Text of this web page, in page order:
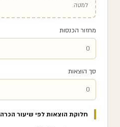
למטה.
מחזור הכנסות
סך הוצאות
חלוקת הוצאות לפי שיעור הכרה